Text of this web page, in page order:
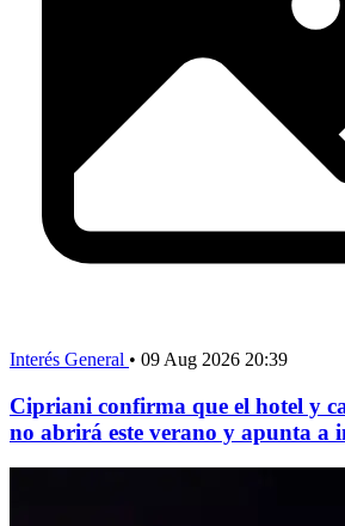
Interés General • 09 Aug 2026 20:39
Cipriani confirma que el hotel y
no abrirá este verano y apunta a